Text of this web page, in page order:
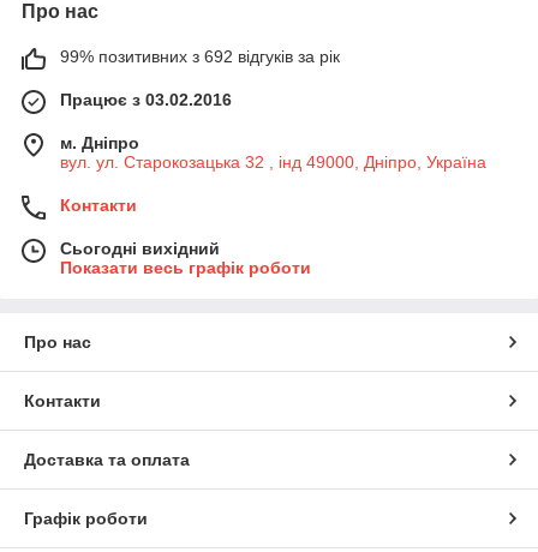
Про нас
99% позитивних з 692 відгуків за рік
Працює з 03.02.2016
м. Дніпро
вул. ул. Старокозацька 32 , інд 49000, Дніпро, Україна
Контакти
Сьогодні вихідний
Показати весь графік роботи
Про нас
Контакти
Доставка та оплата
Графік роботи